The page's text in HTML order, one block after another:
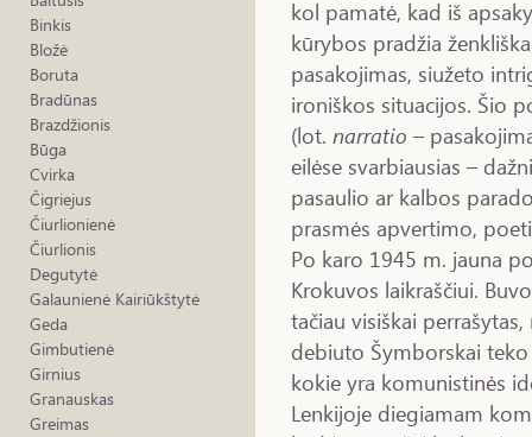
Binkis
Bložė
Boruta
Bradūnas
Brazdžionis
Būga
Cvirka
Čigriejus
Čiurlionienė
Čiurlionis
Degutytė
Galaunienė Kairiūkštytė
Geda
Gimbutienė
Girnius
Granauskas
Greimas
kol pamatė, kad iš
kūrybos pradžia
pasakojimas, siužeto
ironiškos situacijos. Šio
(lot. narratio –
eilėse svarbiausias –
pasaulio ar kalbos
prasmės apvertimo,
Po karo 1945 m. jauna
Krokuvos laikraščiui.
tačiau visiškai
debiuto Šymborskai
kokie yra komunistinės
Lenkijoje diegiamam